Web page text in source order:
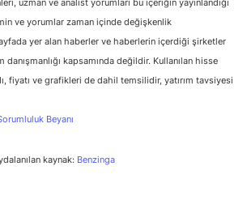
uzman ve analist yorumları bu içeriğin yayınlandığı
ve yorumlar zaman içinde değişkenlik
yer alan haberler ve haberlerin içerdiği şirketler
danışmanlığı kapsamında değildir. Kullanılan hisse
fiyatı ve grafikleri de dahil temsilidir, yatırım tavsiyesi
Beyanı
kaynak: Benzinga